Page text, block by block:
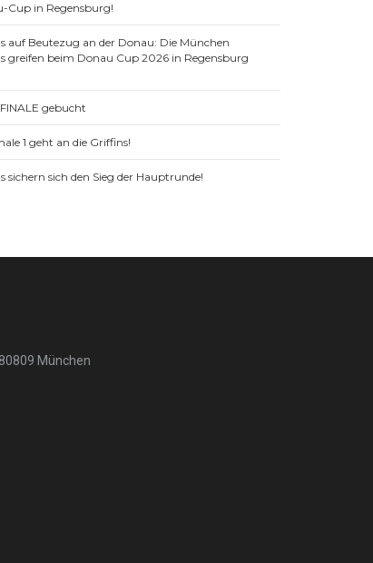
Cup in Regensburg!
auf Beutezug an der Donau: Die München
greifen beim Donau Cup 2026 in Regensburg
FINALE gebucht
1 geht an die Griffins!
sichern sich den Sieg der Hauptrunde!
München